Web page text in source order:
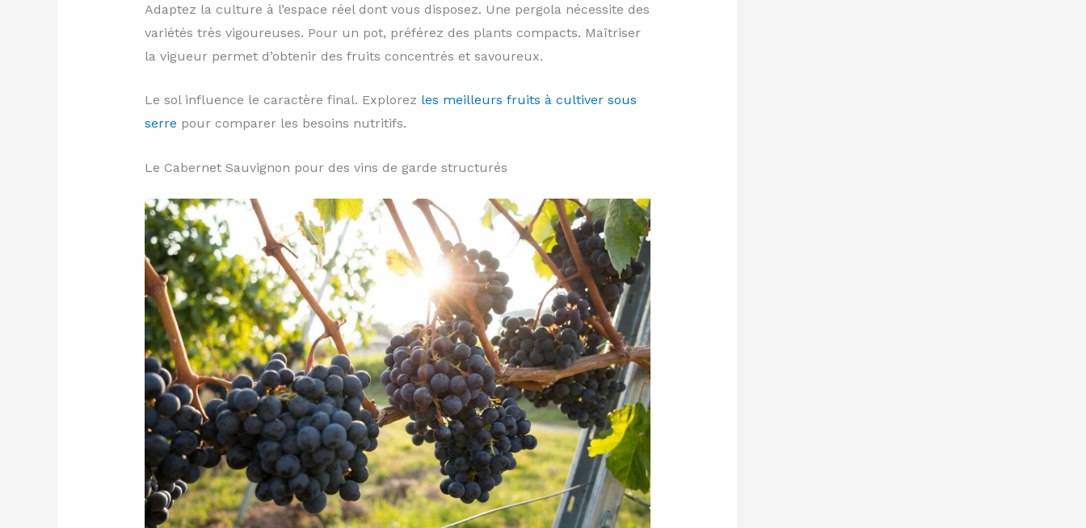
Adaptez la culture à l’espace réel dont vous disposez. Une pergola nécessite des
variétés très vigoureuses. Pour un pot, préférez des plants compacts. Maîtriser
la vigueur permet d’obtenir des fruits concentrés et savoureux.
Le sol influence le caractère final. Explorez les meilleurs fruits à cultiver sous
serre pour comparer les besoins nutritifs.
Le Cabernet Sauvignon pour des vins de garde structurés